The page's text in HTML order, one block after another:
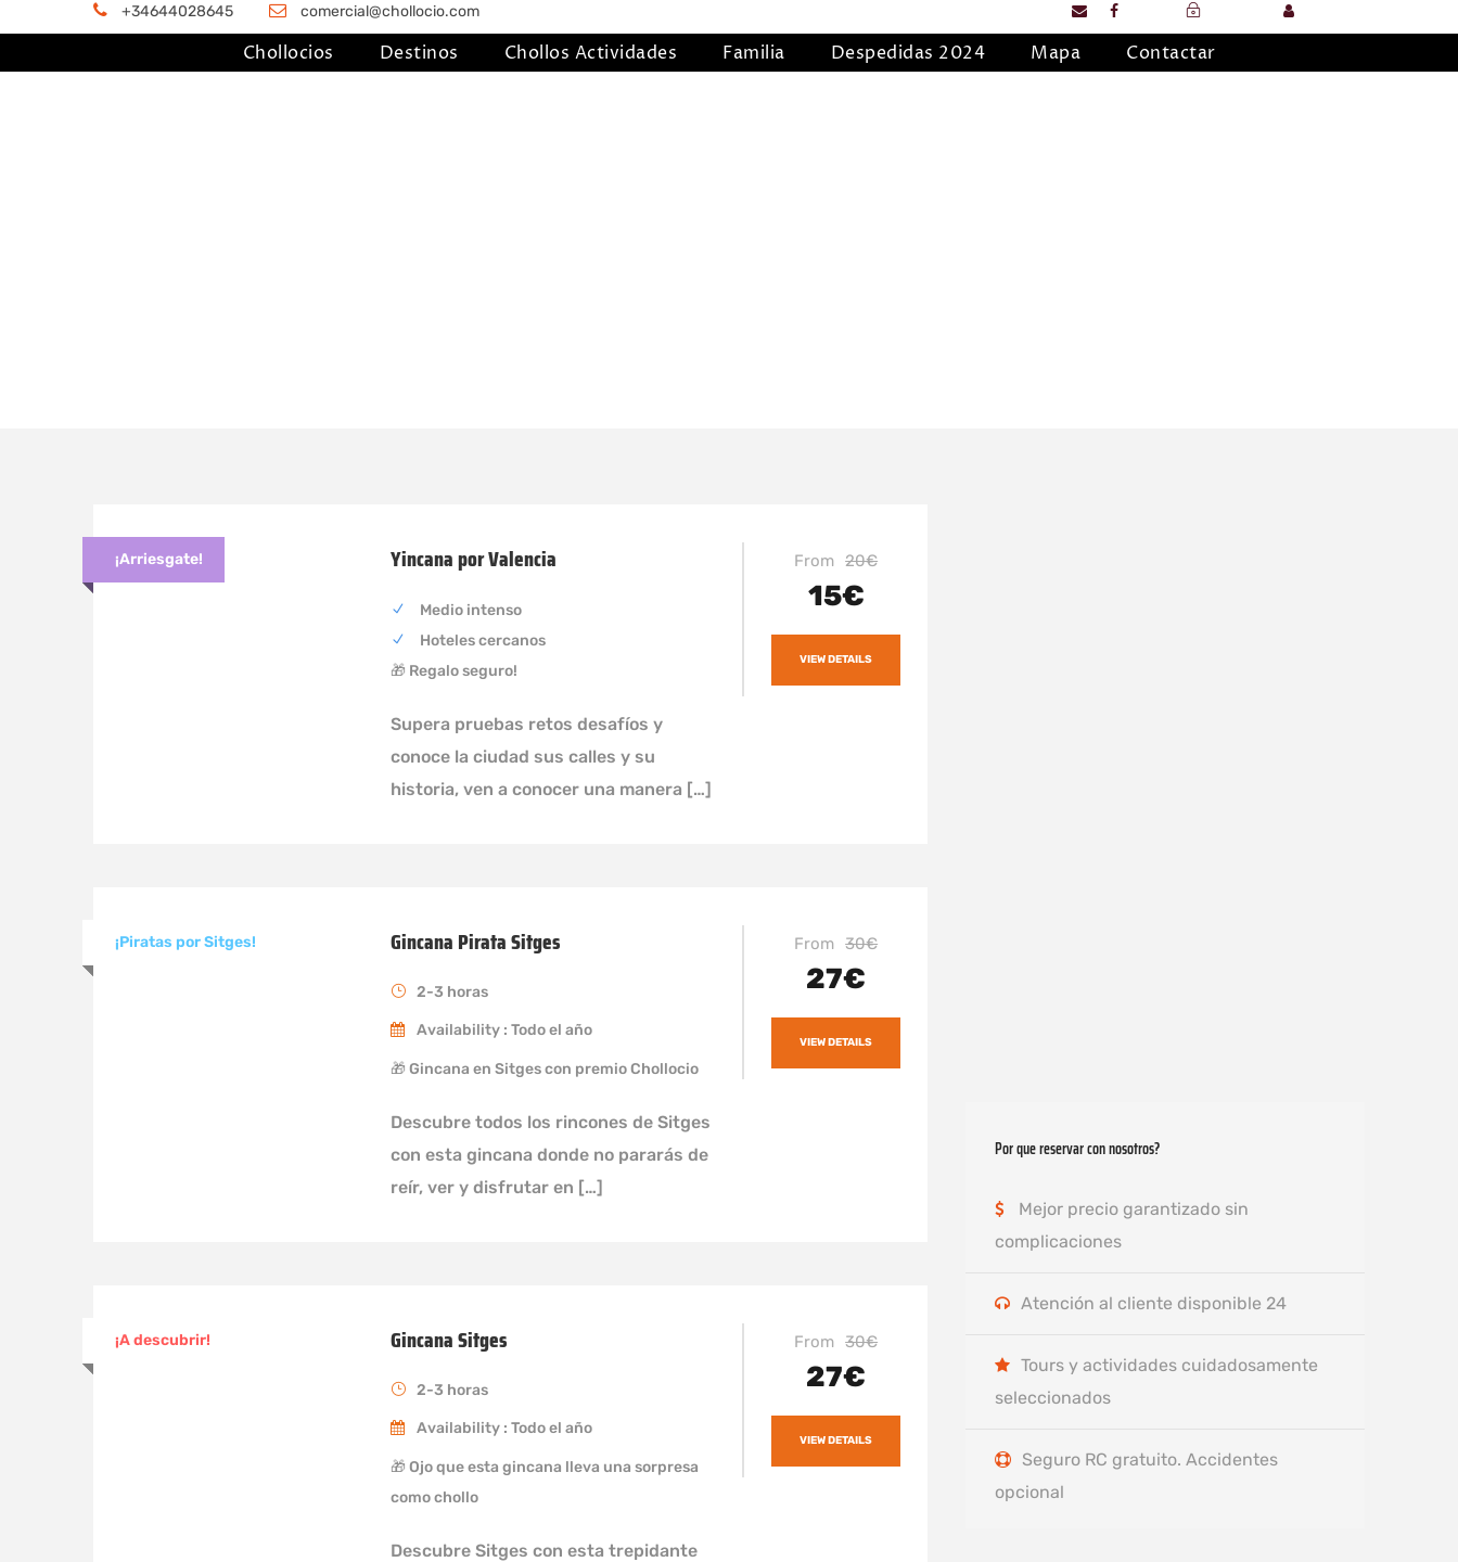
+34644028645 comercial@chollocio.com
Chollocios Destinos Chollos Actividades Familia Despedidas 2024 Mapa Contactar
¡Arriesgate! Yincana por Valencia
Medio intenso
Hoteles cercanos
🎁 Regalo seguro!
Supera pruebas retos desafíos y
conoce la ciudad sus calles y su
historia, ven a conocer una manera […]
From 20€
15€
VIEW DETAILS
¡Piratas por Sitges! Gincana Pirata Sitges
2-3 horas
Availability : Todo el año
🎁 Gincana en Sitges con premio Chollocio
Descubre todos los rincones de Sitges
con esta gincana donde no pararás de
reír, ver y disfrutar en […]
From 30€
27€
VIEW DETAILS
¡A descubrir! Gincana Sitges
2-3 horas
Availability : Todo el año
🎁 Ojo que esta gincana lleva una sorpresa
como chollo
Descubre Sitges con esta trepidante
From 30€
27€
VIEW DETAILS
Por que reservar con nosotros?
Mejor precio garantizado sin
complicaciones
Atención al cliente disponible 24
Tours y actividades cuidadosamente
seleccionados
Seguro RC gratuito. Accidentes
opcional